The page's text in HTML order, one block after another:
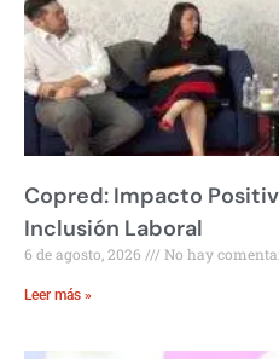
Copred: Impacto
Inclusión Laboral
6 de agosto, 2026 No hay
Leer más »